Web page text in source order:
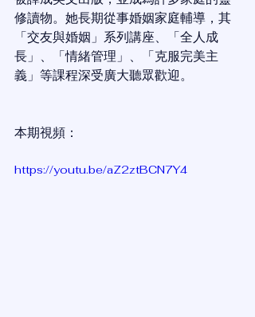
修讀物。她長期從事婚姻家庭輔導，其
「交友與婚姻」系列講座、「全人成
長」、「情緒管理」、「克服完美主
義」等課程深受廣大聽眾歡迎。
本期視頻：
https://youtu.be/aZ2ztBCN7Y4